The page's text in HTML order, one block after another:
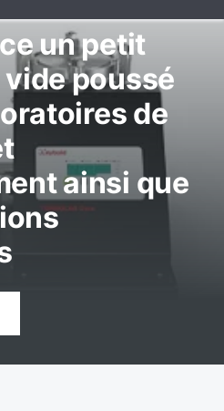
un petit
poussé
de
ainsi que